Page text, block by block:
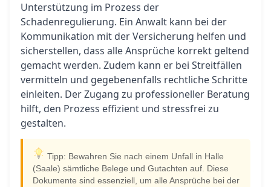
Unterstützung im Prozess der
Schadenregulierung. Ein Anwalt kann bei der
Kommunikation mit der Versicherung helfen und
sicherstellen, dass alle Ansprüche korrekt geltend
gemacht werden. Zudem kann er bei Streitfällen
vermitteln und gegebenenfalls rechtliche Schritte
einleiten. Der Zugang zu professioneller Beratung
hilft, den Prozess effizient und stressfrei zu
gestalten.
Tipp: Bewahren Sie nach einem Unfall in Halle
(Saale) sämtliche Belege und Gutachten auf. Diese
Dokumente sind essenziell, um alle Ansprüche bei der